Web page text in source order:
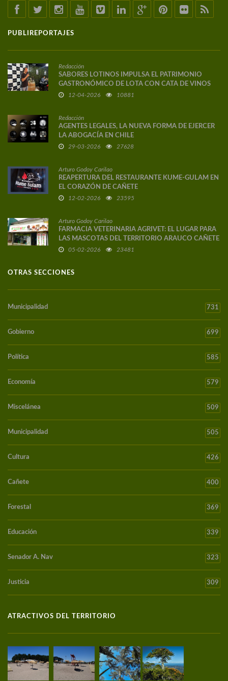
PUBLIREPORTAJES
Redacción
SABORES LOTINOS IMPULSA EL PATRIMONIO
GASTRONÓMICO DE LOTA CON CATA DE VINOS
DE AUTOR
12-04-2026 10881
Redacción
AGENTES LEGALES, LA NUEVA FORMA DE EJERCER
LA ABOGACÍA EN CHILE
29-03-2026 27628
Arturo Godoy Carilao
REAPERTURA DEL RESTAURANTE KUME-GULAM EN
EL CORAZÓN DE CAÑETE
12-02-2026 23595
Arturo Godoy Carilao
FARMACIA VETERINARIA AGRIVET: EL LUGAR PARA
LAS MASCOTAS DEL TERRITORIO ARAUCO CAÑETE
05-02-2026 23481
OTRAS SECCIONES
Municipalidad 731
Gobierno 699
Política 585
Economía 579
Miscelánea 509
Municipalidad 505
Cultura 426
Cañete 400
Forestal 369
Educación 339
Senador A. Nav 323
Justicia 309
ATRACTIVOS DEL TERRITORIO